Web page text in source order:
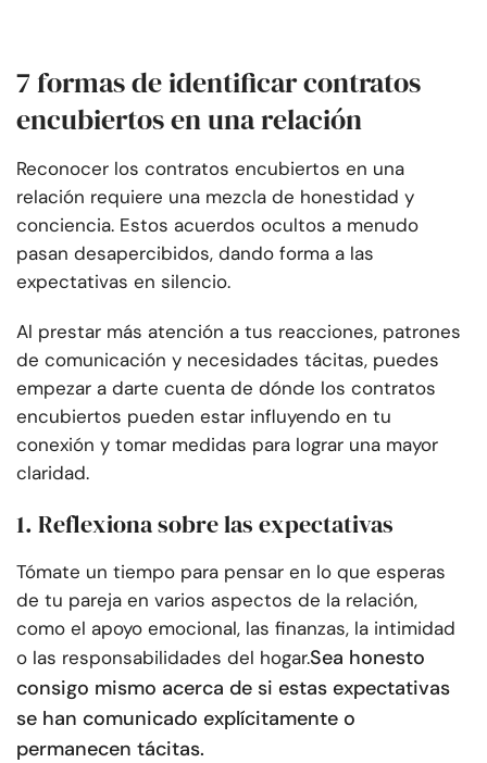
7 formas de identificar contratos
encubiertos en una relación
Reconocer los contratos encubiertos en una
relación requiere una mezcla de honestidad y
conciencia. Estos acuerdos ocultos a menudo
pasan desapercibidos, dando forma a las
expectativas en silencio.
Al prestar más atención a tus reacciones, patrones
de comunicación y necesidades tácitas, puedes
empezar a darte cuenta de dónde los contratos
encubiertos pueden estar influyendo en tu
conexión y tomar medidas para lograr una mayor
claridad.
1. Reflexiona sobre las expectativas
Tómate un tiempo para pensar en lo que esperas
de tu pareja en varios aspectos de la relación,
como el apoyo emocional, las finanzas, la intimidad
o las responsabilidades del hogar.Sea honesto
consigo mismo acerca de si estas expectativas
se han comunicado explícitamente o
permanecen tácitas.